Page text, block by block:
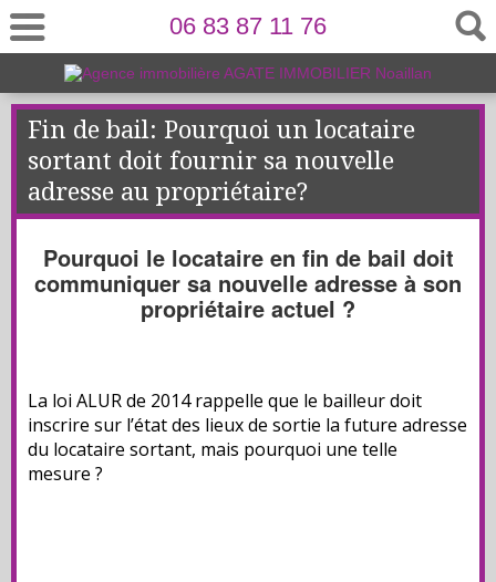
06 83 87 11 76
Fin de bail: Pourquoi un locataire
sortant doit fournir sa nouvelle
adresse au propriétaire?
Pourquoi le locataire en fin de bail doit
communiquer sa nouvelle adresse à son
propriétaire actuel ?
La loi ALUR de 2014 rappelle que le bailleur doit
inscrire sur l’état des lieux de sortie la future adresse
du locataire sortant, mais pourquoi une telle
mesure ?